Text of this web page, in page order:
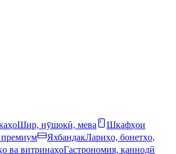
Шир, нӯшокӣ, мева
Шкафҳои
премиум ЯхбандакЛариҳо, бонетҳо,
ва витринаҳоГастрономия, қаннодӣ